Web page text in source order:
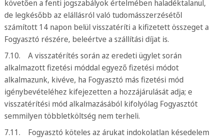
követően a fenti jogszabályok értelmében haladéktalanul,
de legkésőbb az elállásról való tudomásszerzésétől
számított 14 napon belül visszatéríti a kifizetett összeget a
Fogyasztó részére, beleértve a szállítási díjat is.
7.10. A visszatérítés során az eredeti ügylet során
alkalmazott fizetési móddal egyező fizetési módot
alkalmazunk, kivéve, ha Fogyasztó más fizetési mód
igénybevételéhez kifejezetten a hozzájárulását adja; e
visszatérítési mód alkalmazásából kifolyólag Fogyasztót
semmilyen többletköltség nem terheli.
7.11. Fogyasztó köteles az árukat indokolatlan késedelem